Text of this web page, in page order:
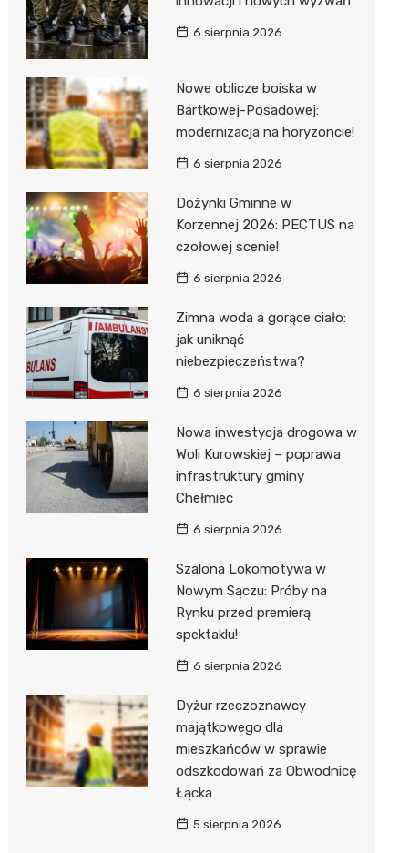
6 sierpnia 2026
Nowe oblicze boiska w
Bartkowej-Posadowej:
modernizacja na horyzoncie!
6 sierpnia 2026
Dożynki Gminne w
Korzennej 2026: PECTUS na
czołowej scenie!
6 sierpnia 2026
Zimna woda a gorące ciało:
jak uniknąć
niebezpieczeństwa?
6 sierpnia 2026
Nowa inwestycja drogowa w
Woli Kurowskiej – poprawa
infrastruktury gminy
Chełmiec
6 sierpnia 2026
Szalona Lokomotywa w
Nowym Sączu: Próby na
Rynku przed premierą
spektaklu!
6 sierpnia 2026
Dyżur rzeczoznawcy
majątkowego dla
mieszkańców w sprawie
odszkodowań za Obwodnicę
Łącka
5 sierpnia 2026